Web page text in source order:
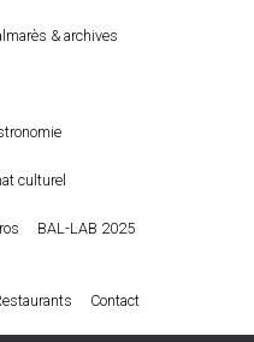
& archives
culturel
BAL-LAB 2025
Contact